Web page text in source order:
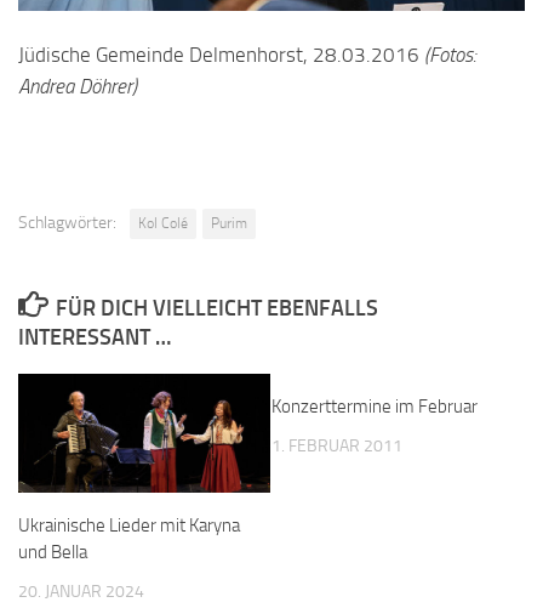
Jüdische Gemeinde Delmenhorst, 28.03.2016 (Fotos:
Andrea Döhrer)
Schlagwörter: Kol Colé Purim
FÜR DICH VIELLEICHT EBENFALLS
INTERESSANT …
Ukrainische Lieder mit Karyna
und Bella
20. JANUAR 2024
Konzerttermine im Februar
1. FEBRUAR 2011